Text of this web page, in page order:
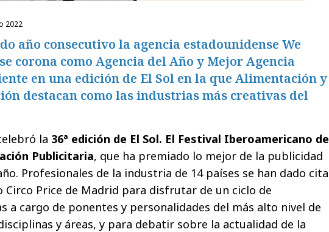
2022
año consecutivo la agencia estadounidense We
corona como Agencia del Año y Mejor Agencia
en una edición de El Sol en la que Alimentación y
destacan como las industrias más creativas del
la 36ª edición de El Sol. El Festival Iberoamericano de
Publicitaria, que ha premiado lo mejor de la publicidad
Profesionales de la industria de 14 países se han dado cita
Circo Price de Madrid para disfrutar de un ciclo de
a cargo de ponentes y personalidades del más alto nivel de
y áreas, y para debatir sobre la actualidad de la